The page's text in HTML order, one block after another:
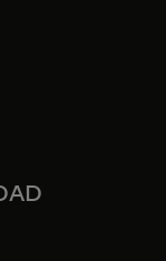
nueva